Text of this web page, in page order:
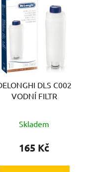
DLS C002
VODNÍ FILTR
Skladem
165 Kč